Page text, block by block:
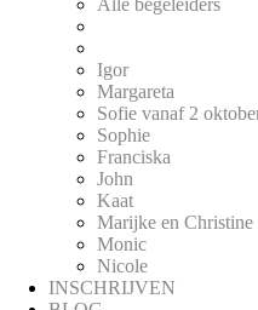
Alle begeleiders
Igor
Margareta
Sofie vanaf 2
Sophie
Franciska
John
Kaat
Marijke en Christine
Monic
Nicole
INSCHRIJVEN